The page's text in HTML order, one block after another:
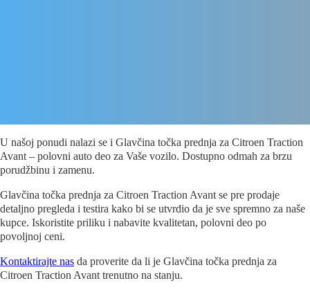
U našoj ponudi nalazi se i Glavčina točka prednja za Citroen Traction
Avant – polovni auto deo za Vaše vozilo. Dostupno odmah za brzu
porudžbinu i zamenu.
Glavčina točka prednja za Citroen Traction Avant se pre prodaje
detaljno pregleda i testira kako bi se utvrdio da je sve spremno za naše
kupce. Iskoristite priliku i nabavite kvalitetan, polovni deo po
povoljnoj ceni.
Kontaktirajte nas da proverite da li je Glavčina točka prednja za
Citroen Traction Avant trenutno na stanju.